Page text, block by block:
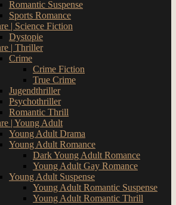
Romantic Suspense
Sports Romance
| Science Fiction
Dystopie
| Thriller
Crime
Crime Fiction
True Crime
Jugendthriller
Psychothriller
Romantic Thrill
| Young Adult
Young Adult Drama
Young Adult Romance
Dark Young Adult Romance
Young Adult Gay Romance
Young Adult Suspense
Young Adult Romantic Suspense
Young Adult Romantic Thrill